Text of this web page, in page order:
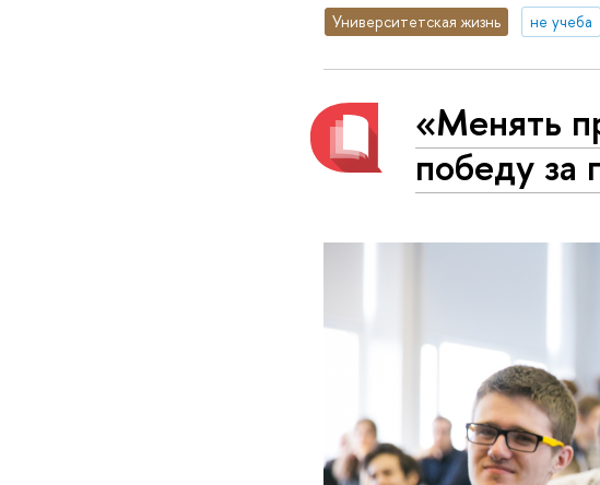
Университетская жизнь не учеба
«Менять
победу за